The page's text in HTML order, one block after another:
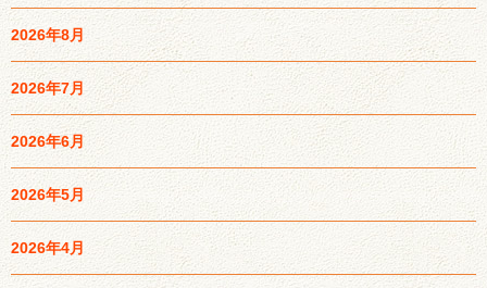
2026年8月
2026年7月
2026年6月
2026年5月
2026年4月